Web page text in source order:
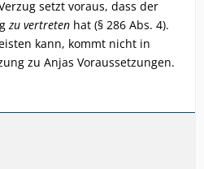
setzt voraus, dass der
zu vertreten hat (§ 286 Abs. 4).
kann, kommt nicht in
zu Anjas Voraussetzungen.